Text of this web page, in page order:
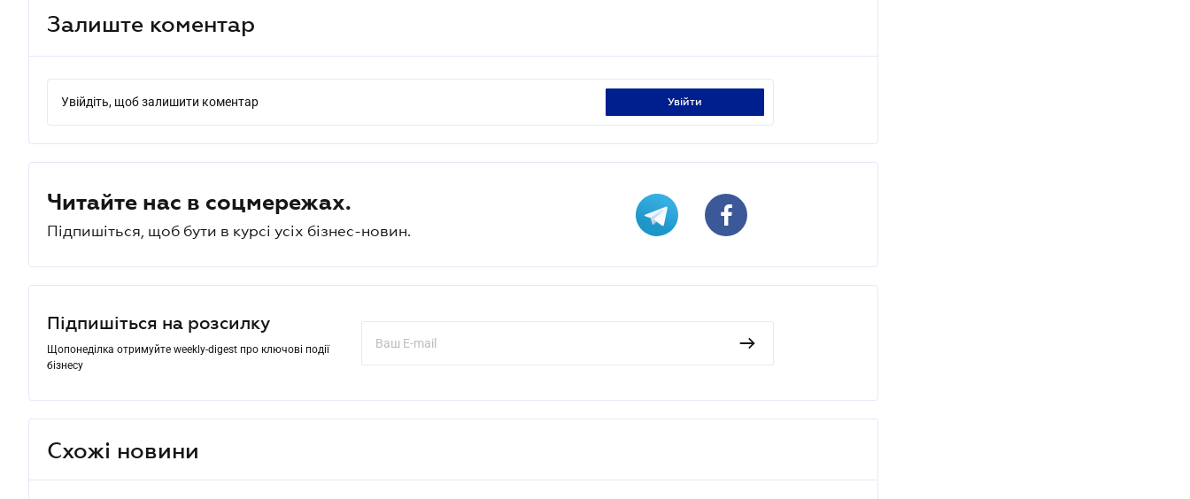
Залиште коментар
Увійдіть, щоб залишити коментар увійти
Читайте нас в соцмережах.
Підпишіться, щоб бути в курсі усіх бізнес-новин.
Підпишіться на розсилку
Щопонеділка отримуйте weekly-digest про ключові події
бізнесу
Схожі новини